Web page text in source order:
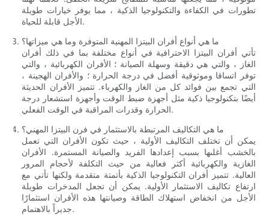
تطورات في الكفاءة والتكنولوجيا الذكية ، مما يوفر خيارات طويلة
الأجل قابلة للحياة.
ما هي أنواع أفران البيتزا المهنية المتوفرة وما هي ميزاتها؟
تأتي أفران البيتزا الاحترافية في أنواع مختلفة بما في ذلك أفران
الغاز ، والتي هي دقيقة وسهلة الصيانة ؛ الأفران الكهربائية ، والتي
توفر اتساقا وموثوقية أفضل في درجة الحرارة ؛ والأفران الهجينة ،
التي تجمع بين فوائد كل من الغاز والكهرباء. تتميز الأفران الحديثة
أيضًا بتكنولوجيا ذكية مثل أجهزة ضبط الوقت وأجهزة استشعار درجة
الحرارة وقدرات المراقبة في الوقت الفعلي.
ما هي التكاليف المرتبطة بالاستثمار في فرن البيتزا المهني؟
يمكن أن تختلف التكاليف الأولية ، حيث تكون الأفران التي تعمل
بالخشب أغلىها بسبب إعدادها الفريد والصيانة المستمرة. الأفران
الغازية والكهربائية أكثر فعالية من حيث التكلفة لأحجام المرور
العالية. تتميز أفران التكنولوجيا الذكية بأتمتة متقدمة ولكنها تأتي مع
ارتفاع تكاليف الاستثمار الأولية. يمكن أن تجعل المدخرات طويلة
الأجل من انخفاض استهلاك الطاقة وصيانتها هذه الأفران استثمارًا
جديراً بالاهتمام.